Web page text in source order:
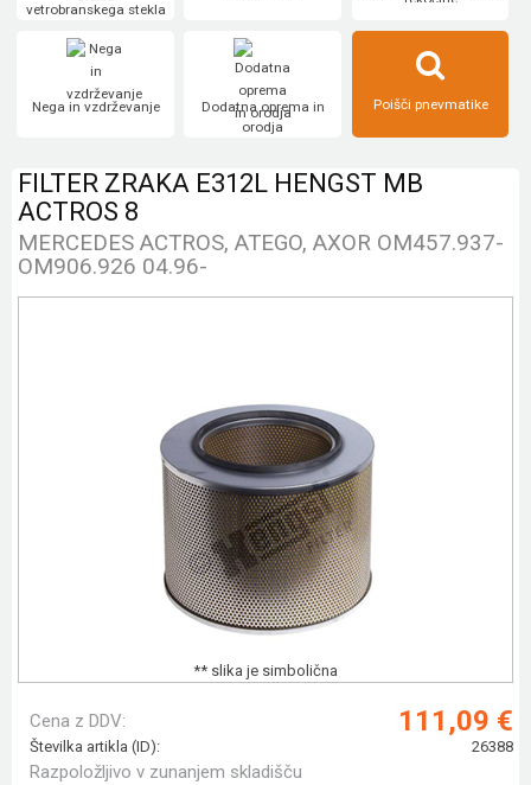
vetrobranskega stekla
Nega in vzdrževanje
Dodatna oprema in
orodja
Poišči pnevmatike
FILTER ZRAKA E312L HENGST MB
ACTROS 8
MERCEDES ACTROS, ATEGO, AXOR OM457.937-
OM906.926 04.96-
** slika je simbolična
Cena z DDV: 111,09 €
Številka artikla (ID): 26388
Razpoložljivo v zunanjem skladišču